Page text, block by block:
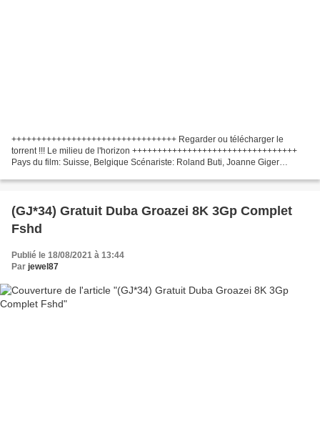
+++++++++++++++++++++++++++++++++ Regarder ou télécharger le
torrent !!! Le milieu de l'horizon +++++++++++++++++++++++++++++++++
Pays du film: Suisse, Belgique Scénariste: Roland Buti, Joanne Giger
(GJ*34) Gratuit Duba Groazei 8K 3Gp Complet
Fshd
Publié le 18/08/2021 à 13:44
Par jewel87